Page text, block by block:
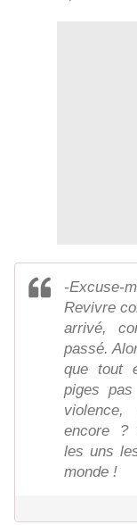
-Excuse-
Revivre
arrivé,
passé.
que tout
piges
encore ?
les uns
monde !